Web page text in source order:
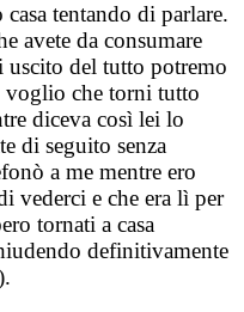
tentando di parlare.
avete da consumare
uscito del tutto potremo
voglio che torni tutto
diceva così lei lo
di seguito senza
a me mentre ero
vederci e che era lì per
tornati a casa
definitivamente